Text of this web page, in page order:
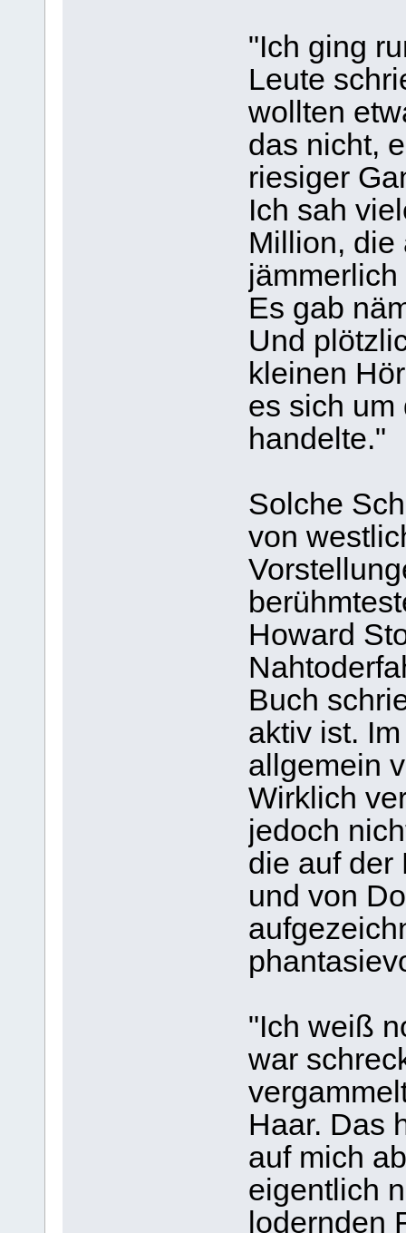
"Ich ging
Leute
wollten
das nicht,
riesiger
Ich sah
Million, die
Es gab
Und
kleinen
es sich um
handelte."
Solche
von
Howard
Buch
aktiv ist.
allgemein
Wirklich
jedoch
die auf der
und von
"Ich weiß
war
Haar. Das
auf mich
eigentlich
lodernden